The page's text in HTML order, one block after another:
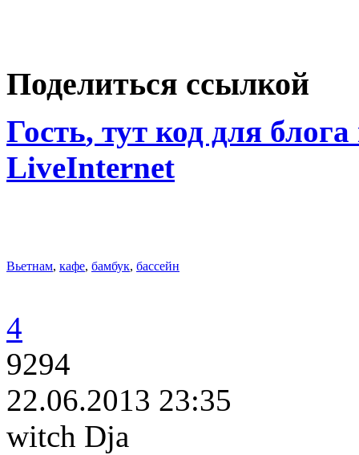
Поделиться ссылкой
Гость, тут код для
LiveInternet
Вьетнам, кафе, бамбук, бассейн
4
9294
22.06.2013 23:35
witch Dja